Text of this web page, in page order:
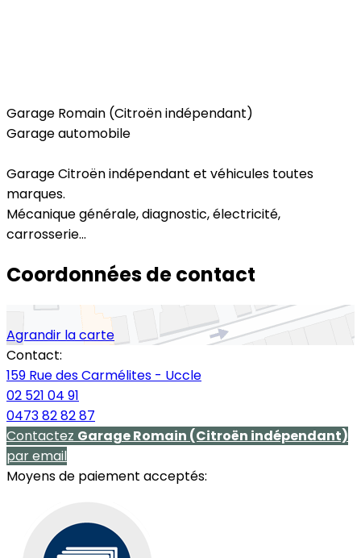
Garage Romain (Citroën indépendant)
Garage automobile
Garage Citroën indépendant et véhicules toutes
marques.
Mécanique générale, diagnostic, électricité,
carrosserie...
Coordonnées de contact
Agrandir la carte
Contact:
159 Rue des Carmélites - Uccle
02 521 04 91
0473 82 82 87
Contactez Garage Romain (Citroën indépendant)
par email
Moyens de paiement acceptés: